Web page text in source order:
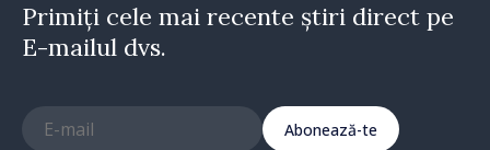
Primiți cele mai recente știri direct pe
E-mailul dvs.
Abonează-te